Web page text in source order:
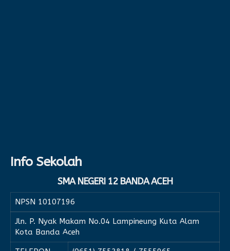
Info Sekolah
SMA NEGERI 12 BANDA ACEH
NPSN 10107196
Jln. P. Nyak Makam No.04 Lampineung Kuta Alam
Kota Banda Aceh